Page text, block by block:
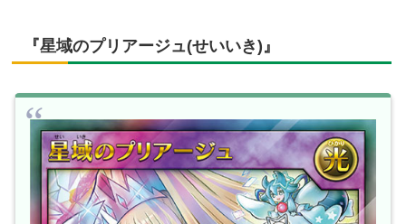
『星域のプリアージュ(せいいき)』